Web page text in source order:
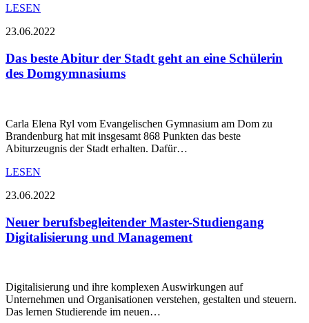
LESEN
23.06.2022
Das beste Abitur der Stadt geht an eine Schülerin
des Domgymnasiums
Carla Elena Ryl vom Evangelischen Gymnasium am Dom zu
Brandenburg hat mit insgesamt 868 Punkten das beste
Abiturzeugnis der Stadt erhalten. Dafür…
LESEN
23.06.2022
Neuer berufsbegleitender Master-Studiengang
Digitalisierung und Management
Digitalisierung und ihre komplexen Auswirkungen auf
Unternehmen und Organisationen verstehen, gestalten und steuern.
Das lernen Studierende im neuen…